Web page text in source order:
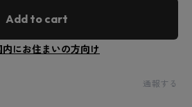
Add to cart
内にお住まいの方向け
通報する